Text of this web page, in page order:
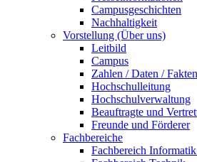
Campusgeschichten
Nachhaltigkeit
Vorstellung (Über uns)
Leitbild
Campus
Zahlen / Daten / Fakten
Hochschulleitung
Hochschulverwaltung
Beauftragte und
Freunde und Förderer
Fachbereiche
Fachbereich